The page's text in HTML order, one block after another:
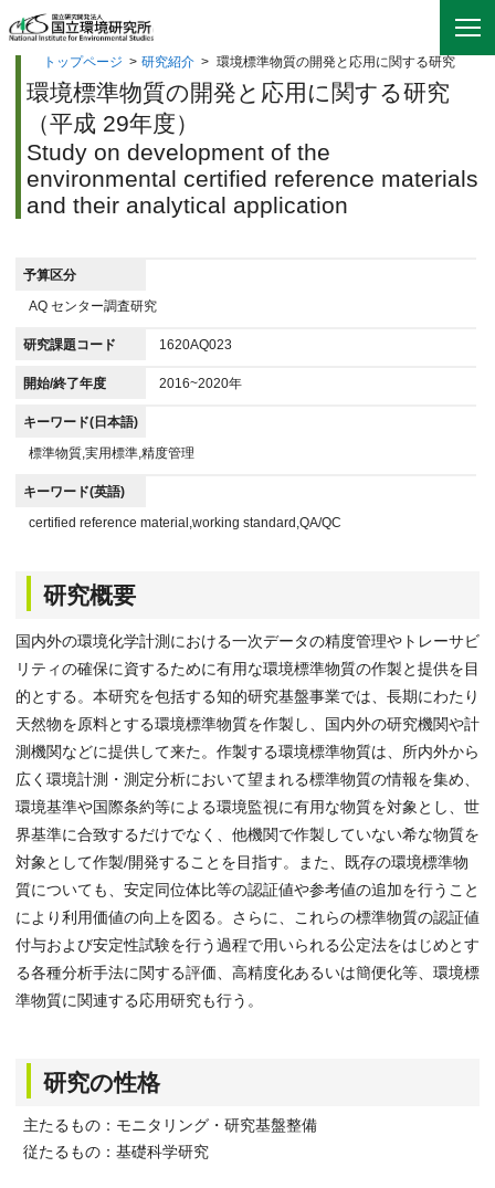
トップページ > 研究紹介 > 環境標準物質の開発と応用に関する研究
環境標準物質の開発と応用に関する研究
（平成 29年度）
Study on development of the
environmental certified reference materials
and their analytical application
予算区分
AQ センター調査研究
研究課題コード 1620AQ023
開始/終了年度 2016~2020年
キーワード(日本語)
標準物質,実用標準,精度管理
キーワード(英語)
certified reference material,working standard,QA/QC
研究概要
国内外の環境化学計測における一次データの精度管理やトレーサビ
リティの確保に資するために有用な環境標準物質の作製と提供を目
的とする。本研究を包括する知的研究基盤事業では、長期にわたり
天然物を原料とする環境標準物質を作製し、国内外の研究機関や計
測機関などに提供して来た。作製する環境標準物質は、所内外から
広く環境計測・測定分析において望まれる標準物質の情報を集め、
環境基準や国際条約等による環境監視に有用な物質を対象とし、世
界基準に合致するだけでなく、他機関で作製していない希な物質を
対象として作製/開発することを目指す。また、既存の環境標準物
質についても、安定同位体比等の認証値や参考値の追加を行うこと
により利用価値の向上を図る。さらに、これらの標準物質の認証値
付与および安定性試験を行う過程で用いられる公定法をはじめとす
る各種分析手法に関する評価、高精度化あるいは簡便化等、環境標
準物質に関連する応用研究も行う。
研究の性格
主たるもの：モニタリング・研究基盤整備
従たるもの：基礎科学研究